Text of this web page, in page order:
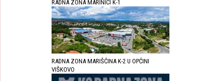
RADNA ZONA MARINIĆI K-1
RADNA ZONA MARIŠĆINA K-2 U OPĆINI
VIŠKOVO